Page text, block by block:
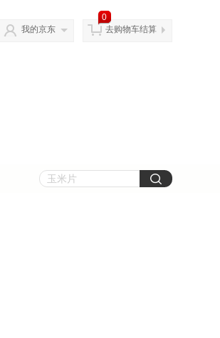
我的京东
0
去购物车结算